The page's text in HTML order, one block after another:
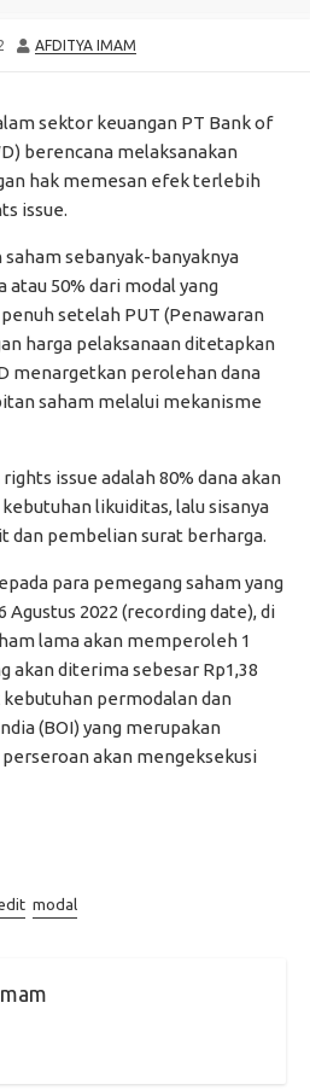
AUTHOR
AFDITYA IMAM
sektor keuangan PT Bank of
berencana melaksanakan
hak memesan efek terlebih
issue.
sebanyak-banyaknya
atau 50% dari modal yang
setelah PUT (Penawaran
harga pelaksanaan ditetapkan
menargetkan perolehan dana
saham melalui mekanisme
issue adalah 80% dana akan
likuiditas, lalu sisanya
dan pembelian surat berharga.
para pemegang saham yang
Agustus 2022 (recording date), di
lama akan memperoleh 1
akan diterima sebesar Rp1,38
permodalan dan
(BOI) yang merupakan
akan mengeksekusi
modal